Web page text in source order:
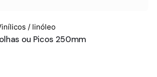
/ linóleo
ou Picos 250mm